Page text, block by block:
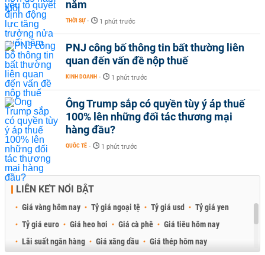
năm
THỜI SỰ - 1 phút trước
PNJ công bố thông tin bất thường liên
quan đến vấn đề nộp thuế
KINH DOANH - 1 phút trước
Ông Trump sắp có quyền tùy ý áp thuế
100% lên những đối tác thương mại
hàng đầu?
QUỐC TẾ - 1 phút trước
LIÊN KẾT NỔI BẬT
Giá vàng hôm nay Tỷ giá ngoại tệ Tỷ giá usd
Tỷ giá yen
Tỷ giá euro
Giá heo hơi Giá cà phê
Giá tiêu hôm nay
Lãi suất ngân hàng
Giá xăng dầu
Giá thép hôm nay